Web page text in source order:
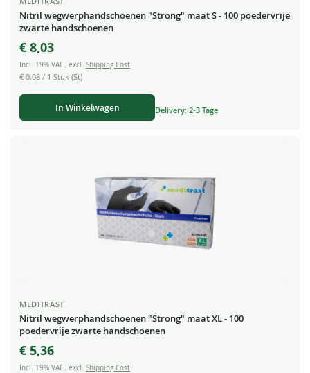
Nitril wegwerphandschoenen "Strong" maat S - 100 poedervrije
zwarte handschoenen
€ 8,03
Incl. 19% VAT , excl. Shipping Cost
€ 0,08 / 1 Stuk (St)
In Winkelwagen Delivery: 2-3 Tage
MEDITRAST
Nitril wegwerphandschoenen "Strong" maat XL - 100
poedervrije zwarte handschoenen
€ 5,36
Incl. 19% VAT , excl. Shipping Cost